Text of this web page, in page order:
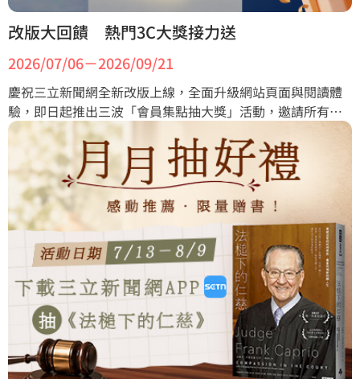
改版大回饋　熱門3C大獎接力送
2026/07/06－2026/09/21
慶祝三立新聞網全新改版上線，全面升級網站頁面與閱讀體
驗，即日起推出三波「會員集點抽大獎」活動，邀請所有讀
者一同探索嶄新的新聞服務。